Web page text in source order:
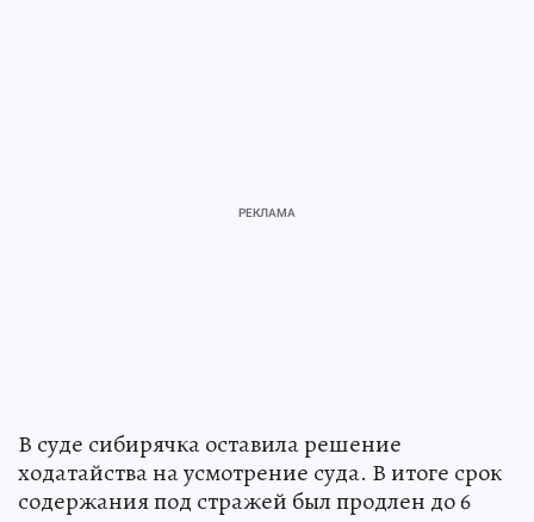
В суде сибирячка оставила решение
ходатайства на усмотрение суда. В итоге срок
содержания под стражей был продлен до 6